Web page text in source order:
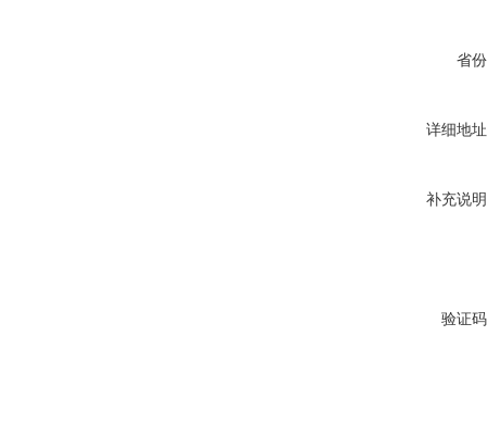
省
详细地
补充说
验证